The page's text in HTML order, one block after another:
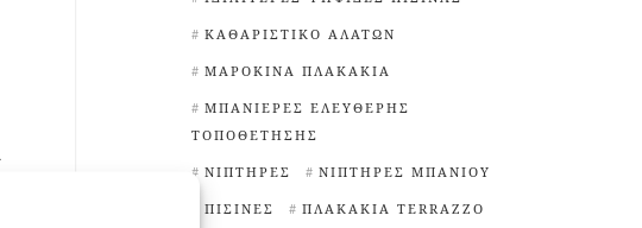
ΚΑΘΑΡΙΣΤΙΚΌ ΑΛΆΤΩΝ
ΜΑΡΟΚΙΝΆ ΠΛΑΚΆΚΙΑ
ΜΠΑΝΙΈΡΕΣ ΕΛΕΎΘΕΡΗΣ
ΤΟΠΟΘΈΤΗΣΗΣ
ΝΙΠΤΉΡΕΣ ΝΙΠΤΉΡΕΣ ΜΠΆΝΙΟΥ
ΠΙΣΊΝΕΣ ΠΛΑΚΆΚΙΑ TERRAZZO